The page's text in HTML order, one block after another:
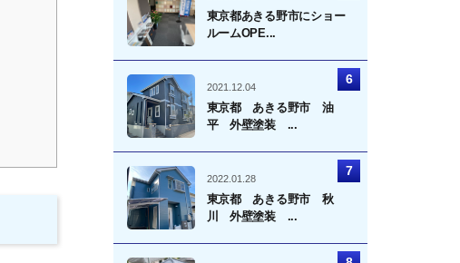
東京都あきる野市にショー
ルームOPE...
2021.12.04
東京都 あきる野市 油
平 外壁塗装 ...
2022.01.28
東京都 あきる野市 秋
川 外壁塗装 ...